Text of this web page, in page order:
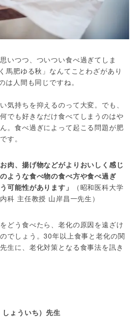
つつ、ついつい食べ過ぎてしま
馬肥ゆる秋」なんてことわざがあり
は人間も同じですね。
気持ちを抑えるのって大変。でも、
でも好きなだけ食べてしまうのはや
。食べ過ぎによって起こる問題が肥
す。
肉、揚げ物などがよりおいしく感じ
ような食べ物の食べ方や食べ過ぎ
可能性があります」
（昭和医科大学
科 主任教授 山岸昌一先生）
どう食べたら、老化の原因を遠ざけ
でしょう。30年以上食事と老化の関
生に、老化対策となる食事法を訊き
ょういち）先生